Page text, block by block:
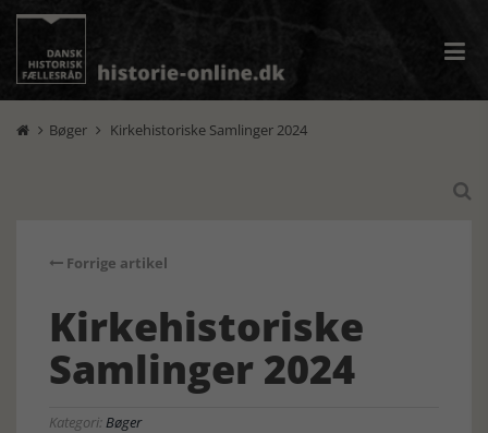
 Bøger  Kirkehistoriske Samlinger 2024

Forrige artikel
Kirkehistoriske
Samlinger 2024
Kategori:Bøger